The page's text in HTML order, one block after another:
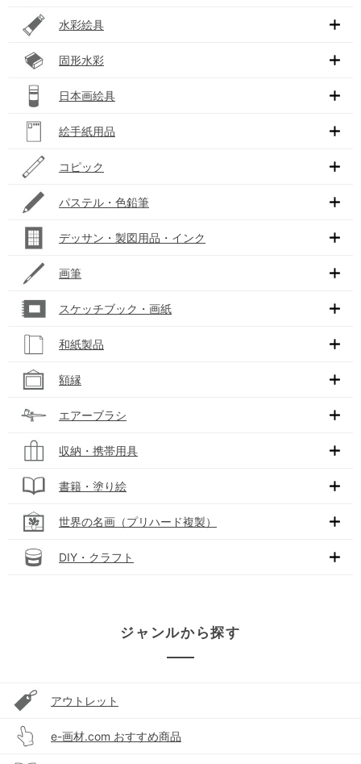
水彩絵具
固形水彩
日本画絵具
絵手紙用品
コピック
パステル・色鉛筆
デッサン・製図用品・インク
画筆
スケッチブック・画紙
和紙製品
額縁
エアーブラシ
収納・携帯用具
書籍・塗り絵
世界の名画（プリハード複製）
DIY・クラフト
ジャンルから探す
アウトレット
e-画材.com おすすめ商品